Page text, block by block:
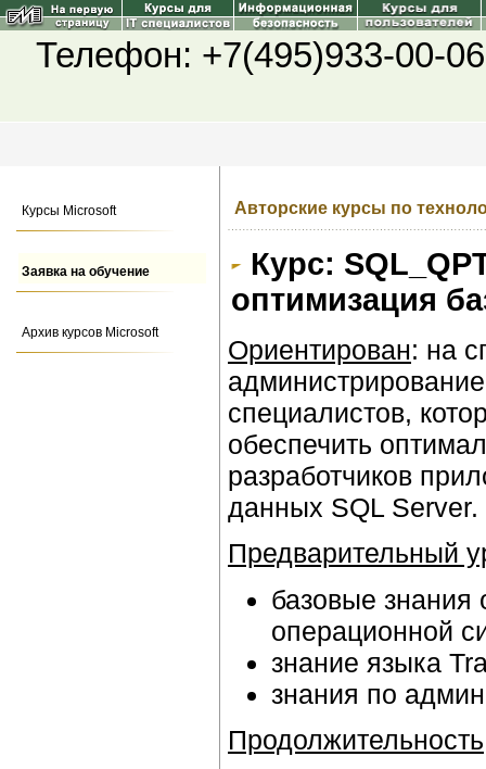
Телефон: +7(495)933-00-
Курсы Microsoft
Заявка на обучение
Архив курсов Microsoft
Авторские курсы по
Курс:
оптимизация
Ориентирован: на
специалистов,
обеспечить
разработчиков
данных SQL Server.
Предварительный
базовые знания
операционной
знание языка
знания по
Продолжительность